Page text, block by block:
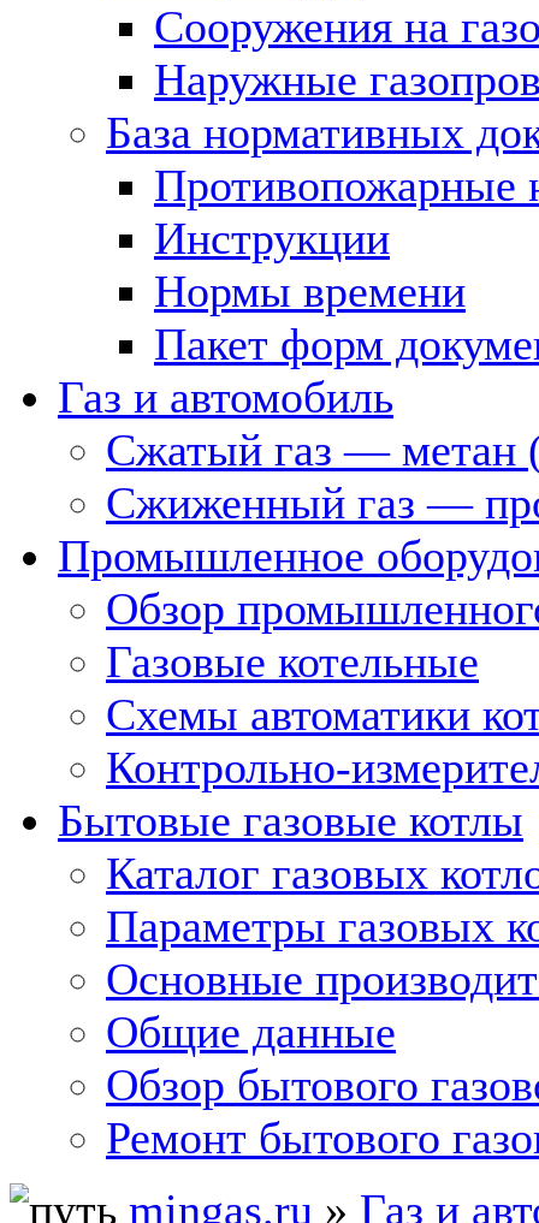
Сооружения на
Наружные
База нормативных
Противопожарные
Инструкции
Нормы времени
Пакет форм
Газ и автомобиль
Сжатый газ — метан
Сжиженный газ —
Промышленное
Обзор
Газовые котельные
Схемы автоматики
Контрольно-
Бытовые газовые котлы
Каталог газовых
Параметры газовых
Основные
Общие данные
Обзор бытового
Ремонт бытового
mingas.ru » Газ и